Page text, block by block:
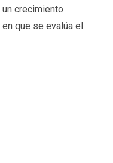
crecimiento
que se evalúa el